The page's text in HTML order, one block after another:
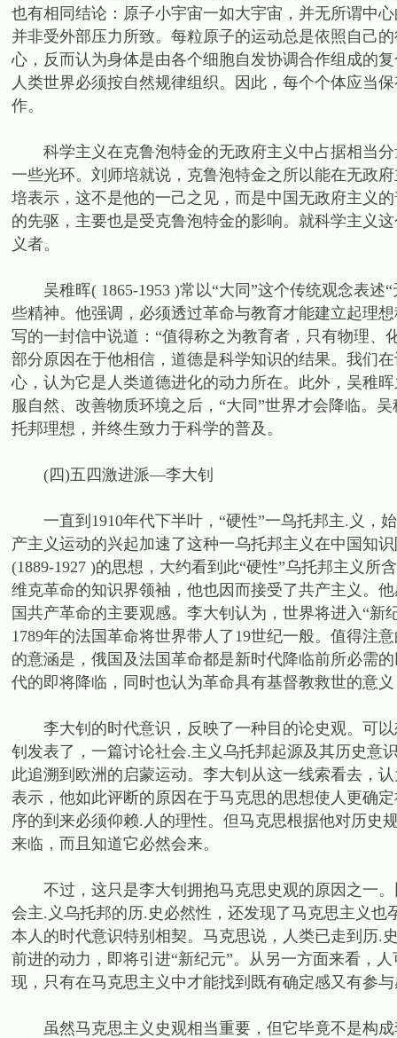
也有相同结论：原子小宇宙一如大宇宙，并无所谓中
并非受外部压力所致。每粒原子的运动总是依照自己
心，反而认为身体是由各个细胞自发协调合作组成的
人类世界必须按自然规律组织。因此，每个个体应当
作。
科学主义在克鲁泡特金的无政府主义中占据相当分
一些光环。刘师培就说，克鲁泡特金之所以能在无政
培表示，这不是他的一己之见，而是中国无政府主义
的先驱，主要也是受克鲁泡特金的影响。就科学主义
义者。
吴稚晖( 1865-1953 )常以“大同”这个传统观念表述“
些精神。他强调，必须透过革命与教育才能建立起理
写的一封信中说道：“值得称之为教育者，只有物理
部分原因在于他相信，道德是科学知识的结果。我们
心，认为它是人类道德进化的动力所在。此外，吴稚
服自然、改善物质环境之后，“大同”世界才会降临。
托邦理想，并终生致力于科学的普及。
(四)五四激进派—李大钊
一直到1910年代下半叶，“硬性”一鸟托邦主.义，
产主义运动的兴起加速了这种一乌托邦主义在中国知
(1889-1927 )的思想，大约看到此“硬性”乌托邦主义所
维克革命的知识界领袖，他也因而接受了共产主义。
国共产革命的主要观感。李大钊认为，世界将进入“
1789年的法国革命将世界带人了19世纪一般。值得注
的意涵是，俄国及法国革命都是新时代降临前所必需
代的即将降临，同时也认为革命具有基督教救世的意
李大钊的时代意识，反映了一种目的论史观。可以
钊发表了，一篇讨论社会.主义乌托邦起源及其历史意
此追溯到欧洲的启蒙运动。李大钊从这一线索看去，
表示，他如此评断的原因在于马克思的思想使人更确
序的到来必须仰赖.人的理性。但马克思根据他对历史
来临，而且知道它必然会来。
不过，这只是李大钊拥抱马克思史观的原因之一。
会主.义乌托邦的历.史必然性，还发现了马克思主义也
本人的时代意识特别相契。马克思说，人类已走到历.
前进的动力，即将引进“新纪元”。从另一方面来看，
现，只有在马克思主义中才能找到既有确定感又有参
虽然马克思主义史观相当重要，但它毕竟不是构成